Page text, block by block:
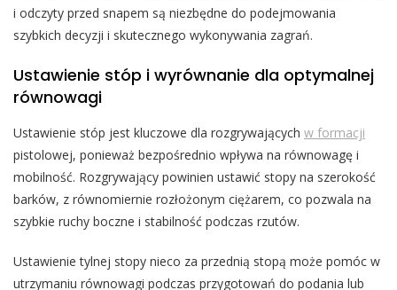
i odczyty przed snapem są niezbędne do podejmowania
szybkich decyzji i skutecznego wykonywania zagrań.
Ustawienie stóp i wyrównanie dla optymalnej
równowagi
Ustawienie stóp jest kluczowe dla rozgrywających w formacji
pistolowej, ponieważ bezpośrednio wpływa na równowagę i
mobilność. Rozgrywający powinien ustawić stopy na szerokość
barków, z równomiernie rozłożonym ciężarem, co pozwala na
szybkie ruchy boczne i stabilność podczas rzutów.
Ustawienie tylnej stopy nieco za przednią stopą może pomóc w
utrzymaniu równowagi podczas przygotowań do podania lub